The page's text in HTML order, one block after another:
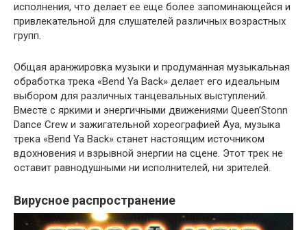
исполнения, что делает ее еще более запоминающейся и
привлекательной для слушателей различных возрастных
групп.
Общая аранжировка музыки и продуманная музыкальная
обработка трека «Bend Ya Back» делает его идеальным
выбором для различных танцевальных выступлений.
Вместе с яркими и энергичными движениями Queen’Stonn
Dance Crew и зажигательной хореографией Aya, музыка
трека «Bend Ya Back» станет настоящим источником
вдохновения и взрывной энергии на сцене. Этот трек не
оставит равнодушными ни исполнителей, ни зрителей.
Вирусное распространение